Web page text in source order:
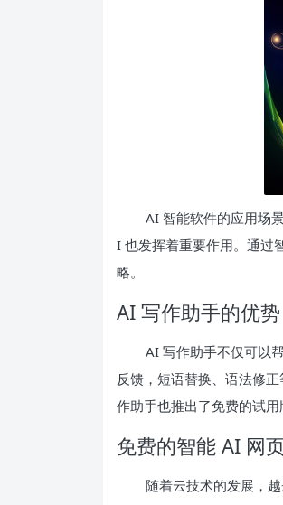
AI 智能软件的应用场
I 也发挥着重要作用。通过
略。
AI 写作助手的优势
AI 写作助手不仅可以
反馈，短语替换、语法修
作助手也推出了免费的试用
免费的智能 AI 网
随着云技术的发展，